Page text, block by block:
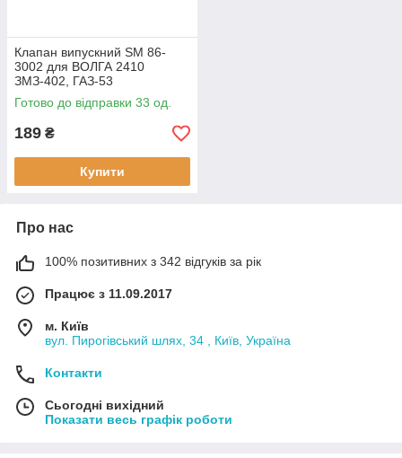
Клапан випускний SM 86-
3002 для ВОЛГА 2410
ЗМЗ-402, ГАЗ-53
Готово до відправки 33 од.
189 ₴
Купити
Про нас
100% позитивних з 342 відгуків за рік
Працює з 11.09.2017
м. Київ
вул. Пирогівський шлях, 34 , Київ, Україна
Контакти
Сьогодні вихідний
Показати весь графік роботи